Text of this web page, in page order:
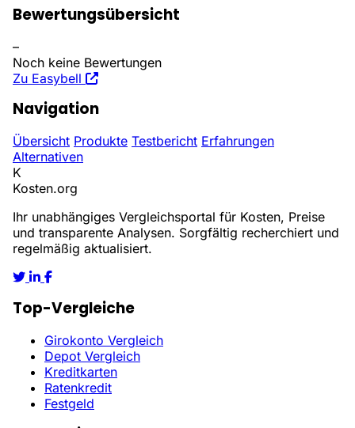
Bewertungsübersicht
–
Noch keine Bewertungen
Zu Easybell
Navigation
Übersicht Produkte Testbericht Erfahrungen
Alternativen
K
Kosten.org
Ihr unabhängiges Vergleichsportal für Kosten, Preise
und transparente Analysen. Sorgfältig recherchiert und
regelmäßig aktualisiert.
Top-Vergleiche
Girokonto Vergleich
Depot Vergleich
Kreditkarten
Ratenkredit
Festgeld